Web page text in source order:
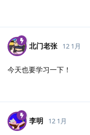
北门老张 12 1月
今天也要学习一下！
李明 12 1月